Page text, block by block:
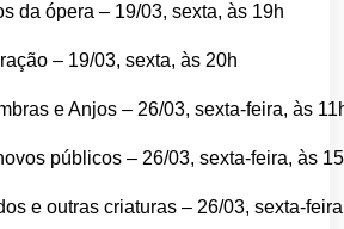
da ópera – 19/03, sexta, às 19h
– 19/03, sexta, às 20h
e Anjos – 26/03, sexta-feira, às
públicos – 26/03, sexta-feira, às
e outras criaturas – 26/03, sexta-